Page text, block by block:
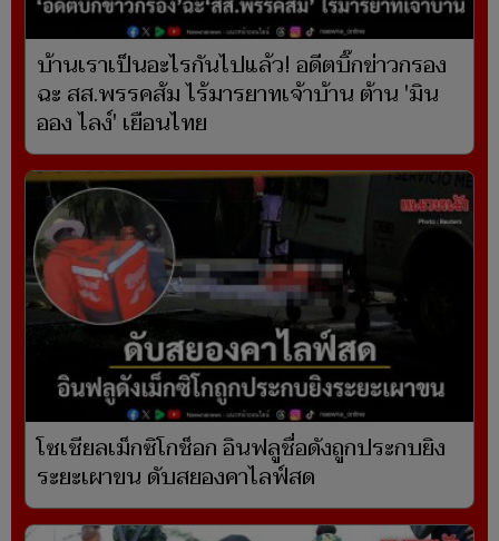
บ้านเราเป็นอะไรกันไปแล้ว! อดีตบิ๊กข่าวกรอง
ฉะ สส.พรรคส้ม ไร้มารยาทเจ้าบ้าน ต้าน 'มิน
ออง ไลง์' เยือนไทย
โซเชียลเม็กซิโกช็อก อินฟลูชื่อดังถูกประกบยิง
ระยะเผาขน ดับสยองคาไลฟ์สด